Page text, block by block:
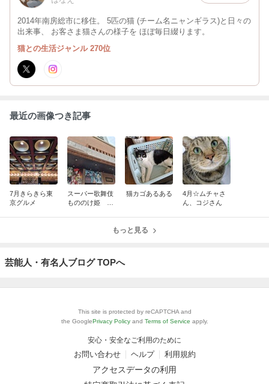
2014年南房総市に移住。 5匹の猫 (チーム名ニャンギラス)と日々の
出来事、 お客さま猫さんの様子を ほぼ毎日綴ります。
猫との生活ジャンル 270位
最近の画像つき記事
7月きらきら東
京グルメ
スーパー歌舞伎
もののけ姫 昼
猫カゴあるある
4月☆ムチャさ
ん、コジさん
もっと見る
芸能人・有名人ブログ TOPへ
This site is protected by reCAPTCHA and
the GooglePrivacy Policy and Terms of Service apply.
安心・安全なご利用のために
お問い合わせ ヘルプ 利用規約
アクセスデータの利用